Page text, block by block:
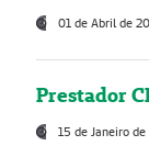
01 de Abril de
Prestador
15 de Janeiro